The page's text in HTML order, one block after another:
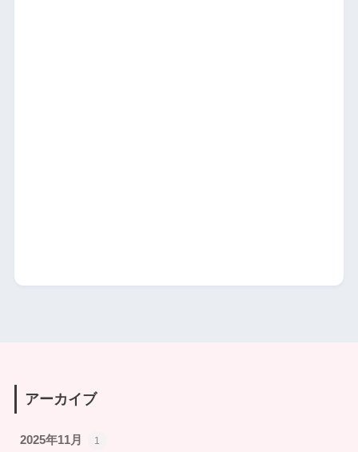
アーカイブ
2025年11月 1